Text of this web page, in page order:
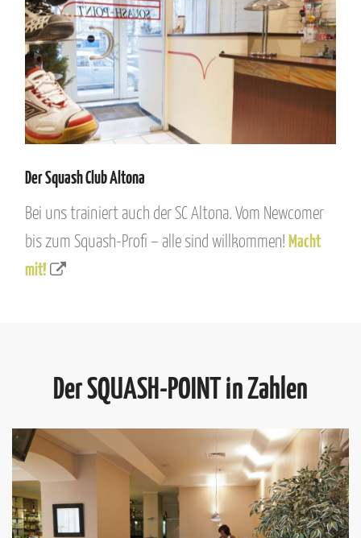
Der Squash Club Altona
Bei uns trainiert auch der SC Altona. Vom Newcomer
bis zum Squash-Profi – alle sind willkommen! Macht
mit!
Der SQUASH-POINT in Zahlen